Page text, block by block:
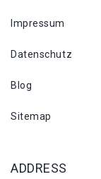
Impressum
Datenschutz
Blog
Sitemap
ADDRESS